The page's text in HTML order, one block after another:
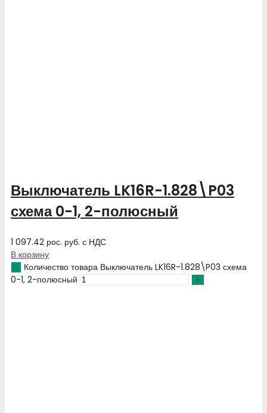
Выключатель LK16R-1.828\P03
схема 0-1, 2-полюсный
1 097.42 рос. руб. с НДС
В корзину
Количество товара Выключатель LK16R-1.828\P03 схема
0-1, 2-полюсный